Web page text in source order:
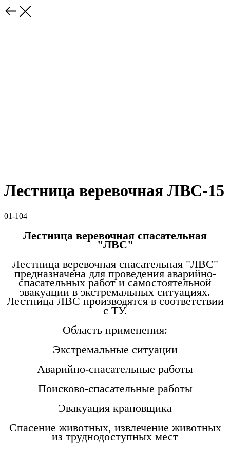
Лестница веревочная ЛВС-15
01-104
Лестница веревочная спасательная
"ЛВС"
Лестница веревочная спасательная "ЛВС"
предназначена для проведения аварийно-
спасательных работ и самостоятельной
эвакуации в экстремальных ситуациях.
Лестница ЛВС производятся в соответствии
с ТУ.
Область применения:
Экстремальные ситуации
Аварийно-спасательные работы
Поисково-спасательные работы
Эвакуация крановщика
Спасение животных, извлечение животных
из труднодоступных мест